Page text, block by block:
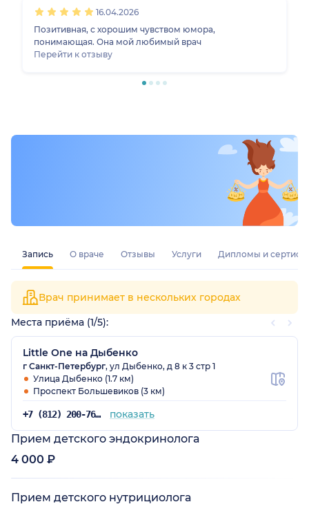
Запись О враче Отзывы Услуги Дипломы и
Врач принимает в нескольких городах
Места приёма (1/5):
Little One на Дыбенко
г Санкт-Петербург, ул Дыбенко, д 8 к 3 стр 1
Улица Дыбенко (1.7 км)
Проспект Большевиков (3 км)
+7 (812) 200-76-19 показать
Прием детского эндокринолога
4 000 ₽
Прием детского нутрициолога
16.04.2026
Позитивная, с хорошим чувством юмора,
понимающая. Она мой любимый врач
Перейти к отзыву